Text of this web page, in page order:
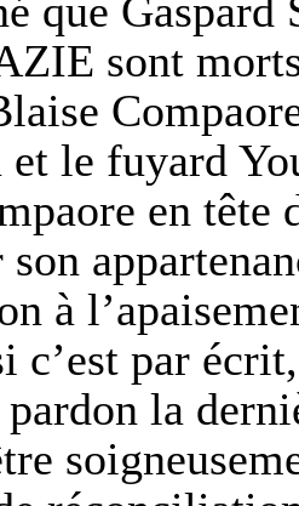
que
sont
le fuyard
en tête
à
c’est par
la